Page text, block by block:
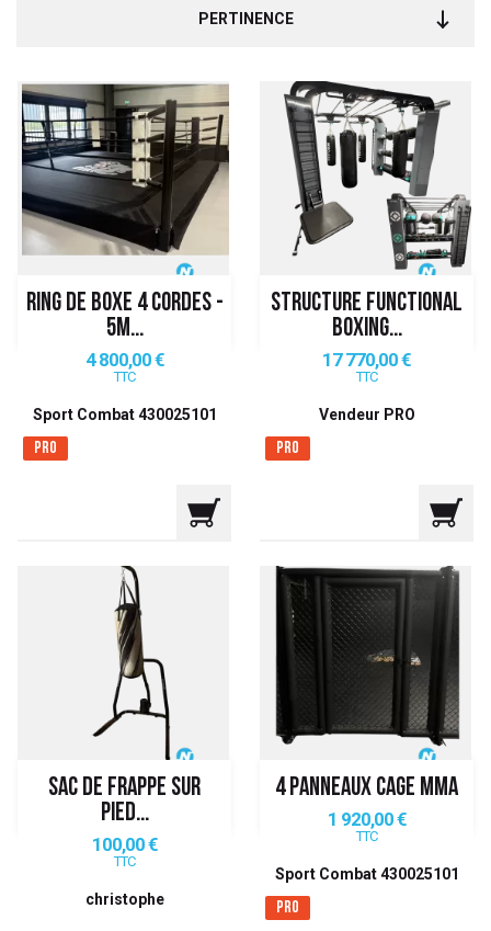
PERTINENCE
RING DE BOXE 4 CORDES -
5M...
Prix
4 800,00 €
TTC
Sport Combat 430025101
Pro
STRUCTURE FUNCTIONAL
BOXING...
Prix
17 770,00 €
TTC
Vendeur PRO
Pro
SAC DE FRAPPE SUR
PIED...
Prix
100,00 €
TTC
christophe
4 PANNEAUX CAGE MMA
Prix
1 920,00 €
TTC
Sport Combat 430025101
Pro